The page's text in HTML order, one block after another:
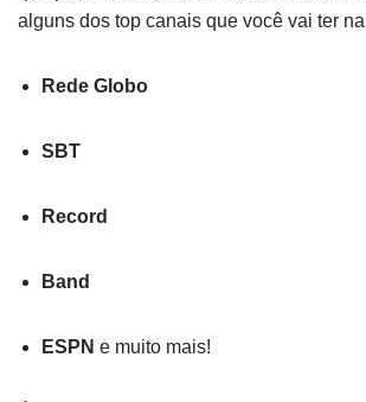
alguns dos top canais que você vai ter
Rede Globo
SBT
Record
Band
ESPN e muito mais!